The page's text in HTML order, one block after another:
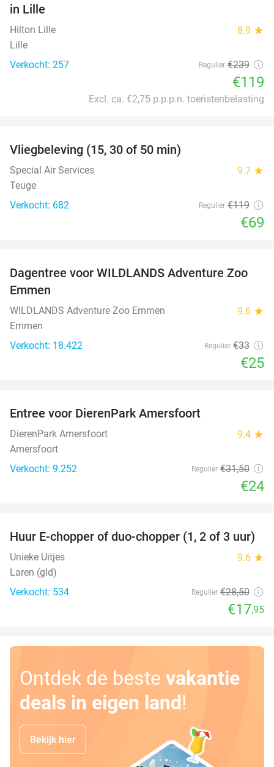
in Lille
Hilton Lille 8.9 star
Lille
Verkocht: 257
Regulier €239
€119
Excl. ca. €2,75 p.p.p.n. toeristenbelasting
Vliegbeleving (15, 30 of 50 min)
Special Air Services 9.7 star
Teuge
Verkocht: 682
Regulier €119
€69
24%
Dagentree voor WILDLANDS Adventure Zoo
Emmen
WILDLANDS Adventure Zoo Emmen 9.6 star
Emmen
Verkocht: 18.422
Regulier €33
€25
Entree voor DierenPark Amersfoort
DierenPark Amersfoort 9.4 star
Amersfoort
Verkocht: 9.252
Regulier €31,50
€24
37%
Huur E-chopper of duo-chopper (1, 2 of 3 uur)
Unieke Uitjes 9.6 star
Laren (gld)
Verkocht: 534
Regulier €28,50
€17,95
Ontdek de beste vakantie
deals in eigen land!
Bekijk hier